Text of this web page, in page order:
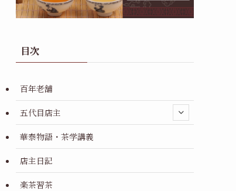
目次
百年老舗
五代目店主
華泰物語・茶学講義
店主日記
楽茶習茶